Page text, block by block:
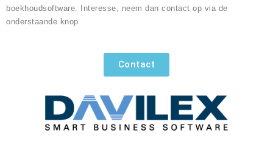
boekhoudsoftware. Interesse, neem dan contact op via de
onderstaande knop
Contact